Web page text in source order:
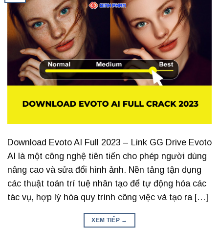
Download Evoto AI Full 2023 – Link GG Drive Evoto
AI là một công nghệ tiên tiến cho phép người dùng
nâng cao và sửa đổi hình ảnh. Nền tảng tận dụng
các thuật toán trí tuệ nhân tạo để tự động hóa các
tác vụ, hợp lý hóa quy trình công việc và tạo ra […]
XEM TIẾP →